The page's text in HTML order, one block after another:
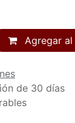
Agregar
de 30 días